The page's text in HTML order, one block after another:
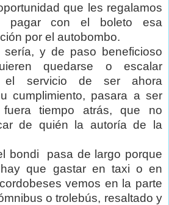
que les regalamos
pagar con el boleto esa
por el autobombo.
sería, y de paso beneficioso
quedarse o escalar
el servicio de ser ahora
cumplimiento, pasara a ser
tiempo atrás, que no
de quién la autoría de la
bondi
pasa de largo porque
que gastar en taxi o en
vemos en la parte
o trolebús, resaltado y